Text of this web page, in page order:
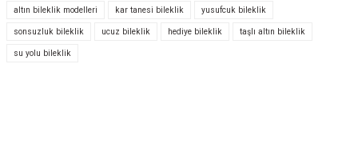
Bu ürüne ilk yorumu siz yapın!
altın bileklik modelleri
kar tanesi bileklik yusufcuk bileklik
sonsuzluk bileklik ucuz bileklik hediye bileklik taşlı altın bileklik
su yolu bileklik